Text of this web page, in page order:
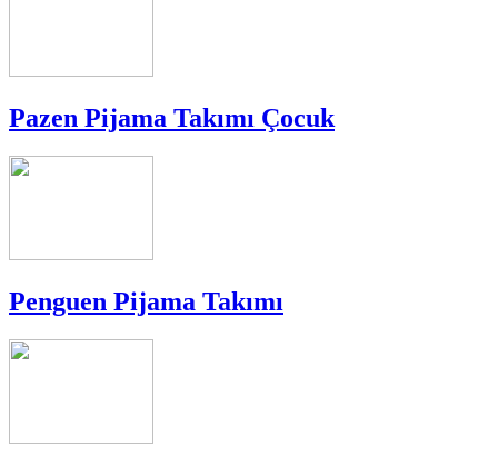
Pazen Pijama Takımı Çocuk
Penguen Pijama Takımı